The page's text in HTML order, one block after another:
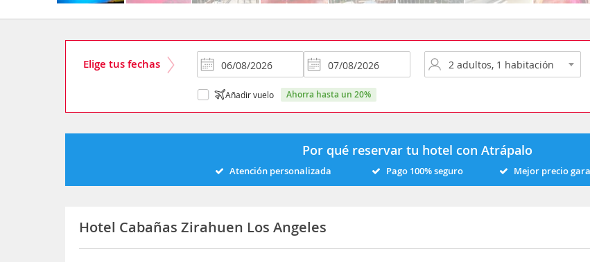
Elige tus fechas
Añadir vuelo ahorra hasta un 20%
Por qué reservar tu hotel con Atrápalo
Atención personalizada Pago 100% seguro Mejor precio
Hotel Cabañas Zirahuen Los Angeles